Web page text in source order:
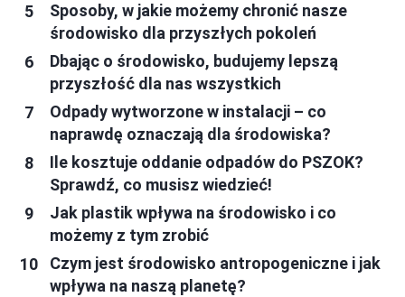
Sposoby, w jakie możemy chronić nasze
środowisko dla przyszłych pokoleń
Dbając o środowisko, budujemy lepszą
przyszłość dla nas wszystkich
Odpady wytworzone w instalacji – co
naprawdę oznaczają dla środowiska?
Ile kosztuje oddanie odpadów do PSZOK?
Sprawdź, co musisz wiedzieć!
Jak plastik wpływa na środowisko i co
możemy z tym zrobić
Czym jest środowisko antropogeniczne i jak
wpływa na naszą planetę?